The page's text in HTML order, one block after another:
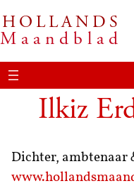
HOLLANDS
Maandblad
Ilkiz
Dichter, ambtenaar